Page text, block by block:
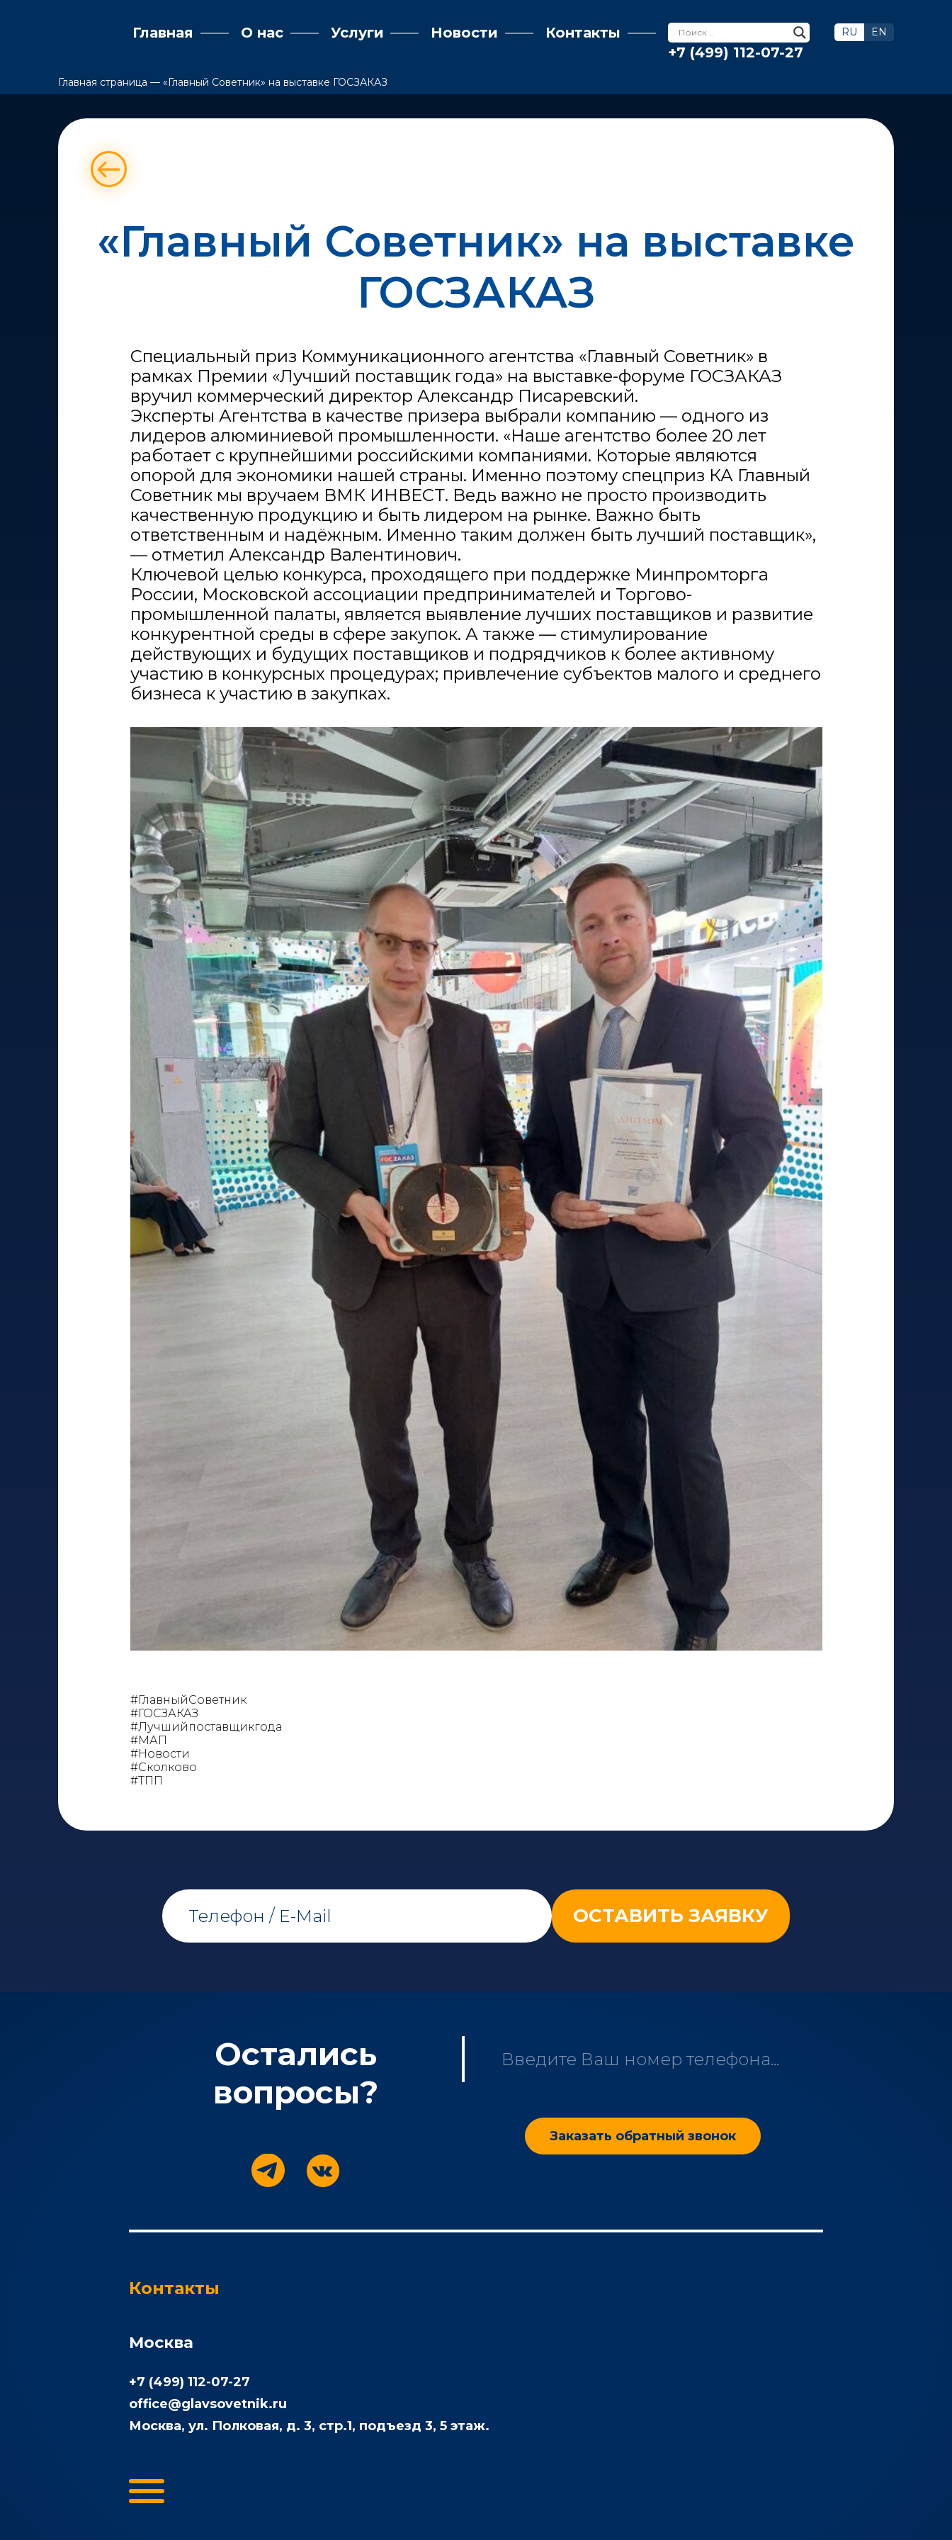
Главная О нас Услуги Новости
Контакты
+7 (499) 112-07-27
RU EN
Главная страница — «Главный Советник» на выставке ГОСЗАКАЗ
«Главный Советник» на выставке
ГОСЗАКАЗ
Специальный приз Коммуникационного агентства «Главный Советник» в
рамках Премии «Лучший поставщик года» на выставке-форуме ГОСЗАКАЗ
вручил коммерческий директор Александр Писаревский.
Эксперты Агентства в качестве призера выбрали компанию — одного из
лидеров алюминиевой промышленности. «Наше агентство более 20 лет
работает с крупнейшими российскими компаниями. Которые являются
опорой для экономики нашей страны. Именно поэтому спецприз КА Главный
Советник мы вручаем ВМК ИНВЕСТ. Ведь важно не просто производить
качественную продукцию и быть лидером на рынке. Важно быть
ответственным и надёжным. Именно таким должен быть лучший поставщик»,
— отметил Александр Валентинович.
Ключевой целью конкурса, проходящего при поддержке Минпромторга
России, Московской ассоциации предпринимателей и Торгово-
промышленной палаты, является выявление лучших поставщиков и развитие
конкурентной среды в сфере закупок. А также — стимулирование
действующих и будущих поставщиков и подрядчиков к более активному
участию в конкурсных процедурах; привлечение субъектов малого и среднего
бизнеса к участию в закупках.
#ГлавныйСоветник
#ГОСЗАКАЗ
#Лучшийпоставщикгода
#МАП
#Новости
#Сколково
#ТПП
Остались
вопросы?
Контакты
Москва
+7 (499) 112-07-27
office@glavsovetnik.ru
Москва, ул. Полковая, д. 3, стр.1, подъезд 3, 5 этаж.